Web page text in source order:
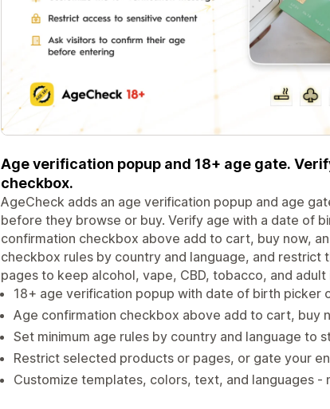
Age verification popup and 18+ age gate.
checkbox.
AgeCheck adds an age verification popup and age
before they browse or buy. Verify age with a date of
confirmation checkbox above add to cart, buy now,
checkbox rules by country and language, and
pages to keep alcohol, vape, CBD, tobacco, and
18+ age verification popup with date of birth picker
Age confirmation checkbox above add to cart, buy
Set minimum age rules by country and language to
Restrict selected products or pages, or gate your
Customize templates, colors, text, and languages -